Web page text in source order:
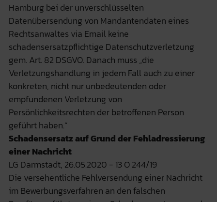
Hamburg bei der unverschlüsselten
Datenübersendung von Mandantendaten eines
Rechtsanwaltes via Email keine
schadensersatzpflichtige Datenschutzverletzung
gem. Art. 82 DSGVO. Danach muss „die
Verletzungshandlung in jedem Fall auch zu einer
konkreten, nicht nur unbedeutenden oder
empfundenen Verletzung von
Persönlichkeitsrechten der betroffenen Person
geführt haben.“
Schadensersatz auf Grund der Fehladressierung
einer Nachricht
LG Darmstadt, 26.05.2020 - 13 O 244/19
Die versehentliche Fehlversendung einer Nachricht
im Bewerbungsverfahren an den falschen